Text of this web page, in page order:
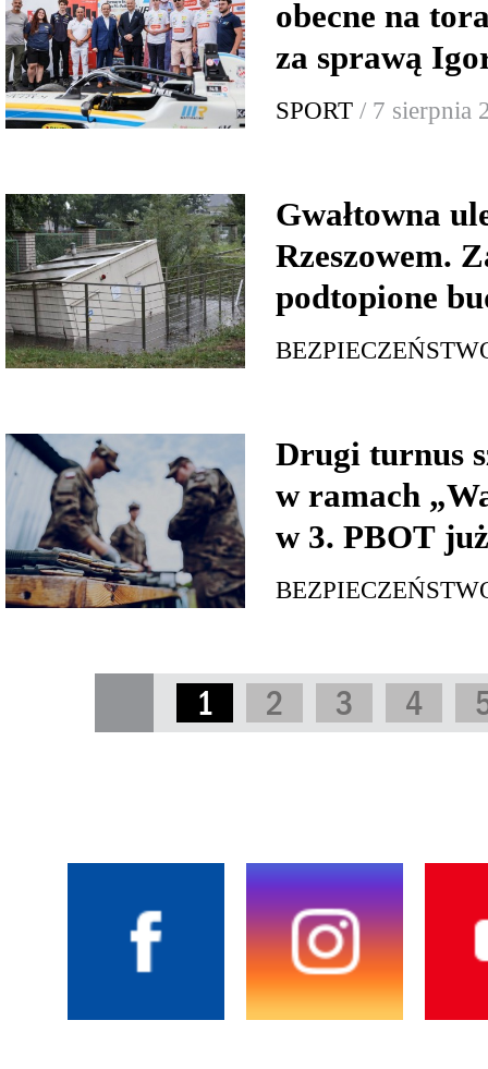
obecne na
za sprawą
SPORT / 7 sierpnia
Gwałtowna
Rzeszowem.
podtopione
Drugi turnus
w ramach
w 3. PBOT
1 2 3 4